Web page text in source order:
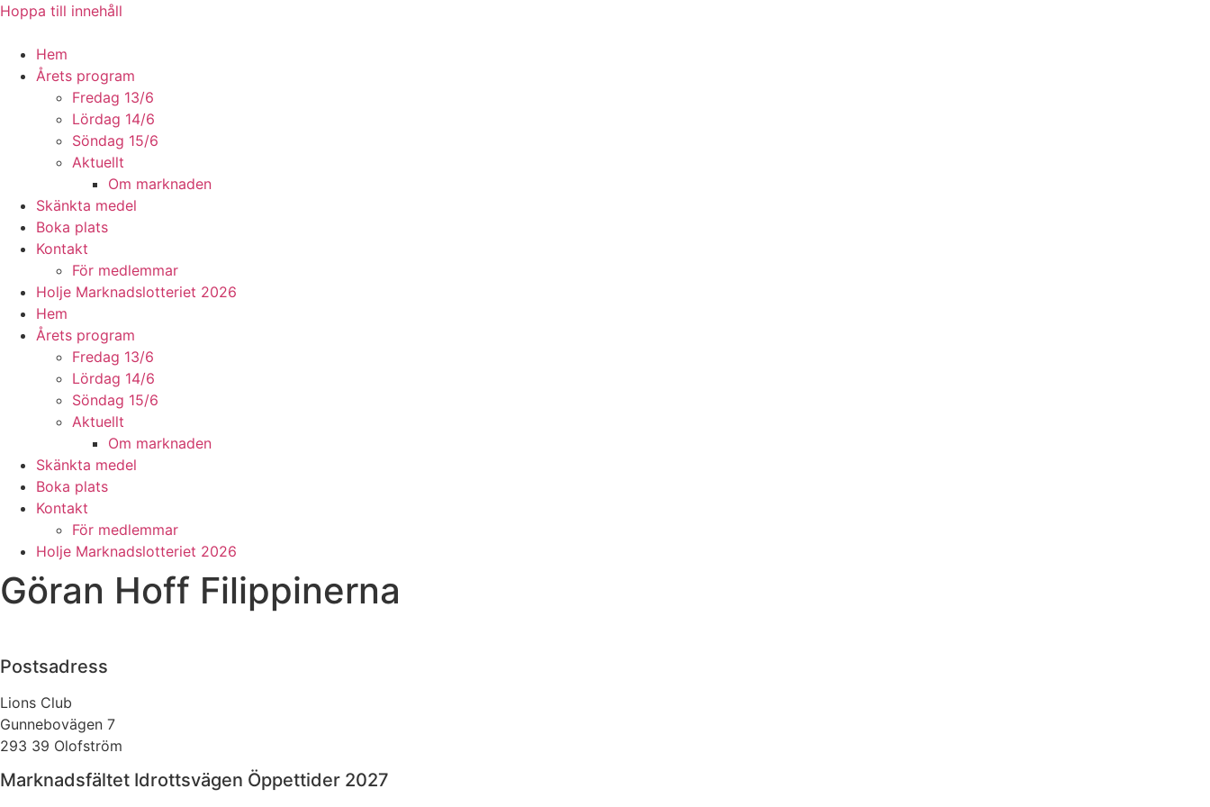
Hoppa till innehåll
Hem
Årets program
Fredag 13/6
Lördag 14/6
Söndag 15/6
Aktuellt
Om marknaden
Skänkta medel
Boka plats
Kontakt
För medlemmar
Holje Marknadslotteriet 2026
Hem
Årets program
Fredag 13/6
Lördag 14/6
Söndag 15/6
Aktuellt
Om marknaden
Skänkta medel
Boka plats
Kontakt
För medlemmar
Holje Marknadslotteriet 2026
Göran Hoff Filippinerna
Postsadress
Lions Club
Gunnebovägen 7
293 39 Olofström
Marknadsfältet Idrottsvägen Öppettider 2027